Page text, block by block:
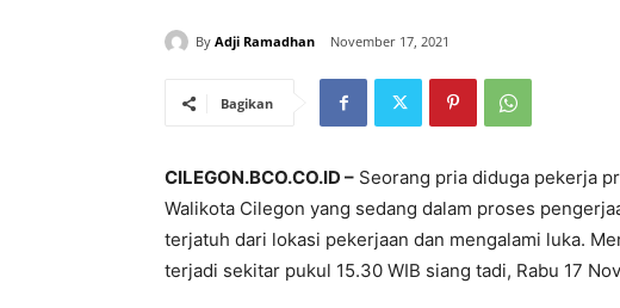
By Adji Ramadhan November 17, 2021
Bagikan
CILEGON.BCO.CO.ID – Seorang pria diduga pekerja
Walikota Cilegon yang sedang dalam proses
terjatuh dari lokasi pekerjaan dan mengalami luka.
terjadi sekitar pukul 15.30 WIB siang tadi, Rabu 17